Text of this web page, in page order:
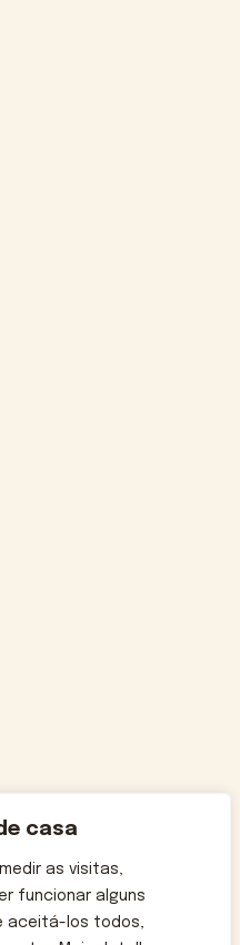
casa
as visitas,
funcionar alguns
aceitá-los todos,